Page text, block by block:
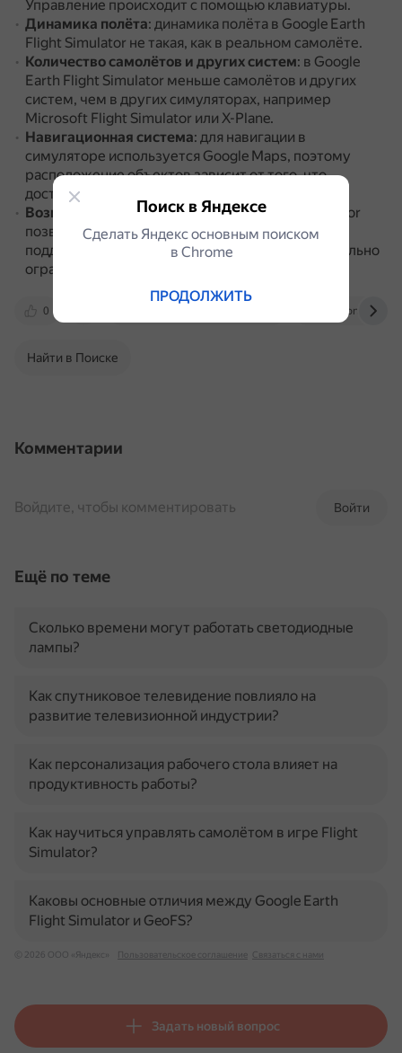
Управление происходит с помощью клавиатуры.
Динамика полёта: динамика полёта в Google Earth
Flight Simulator не такая, как в реальном самолёте.
Количество самолётов и других систем: в Google
Earth Flight Simulator меньше самолётов и других
систем, чем в других симуляторах, например
Microsoft Flight Simulator или X-Plane.
Навигационная система: для навигации в
симуляторе используется Google Maps, поэтому
расположение объектов зависит от того, что
доступно на карте в определённый момент.
Возможность летать: Google Earth Flight Simulator
позволяет летать под поверхностью океанов, но
поддержка взлёта из реального аэропорта довольно
ограничена.
0
Найти в Поиске
Комментарии
Войти
Войдите, чтобы комментировать
Ещё по теме
Сколько времени могут работать светодиодные
лампы?
Как спутниковое телевидение повлияло на
развитие телевизионной индустрии?
Как персонализация рабочего стола влияет на
продуктивность работы?
Как научиться управлять самолётом в игре Flight
Simulator?
Каковы основные отличия между Google Earth
Flight Simulator и GeoFS?
© 2026 ООО «Яндекс» Пользовательское соглашение Связаться с нами
Задать новый вопрос
Поиск в Яндексе
Сделать Яндекс основным поиском
в Сhrome
ПРОДОЛЖИТЬ